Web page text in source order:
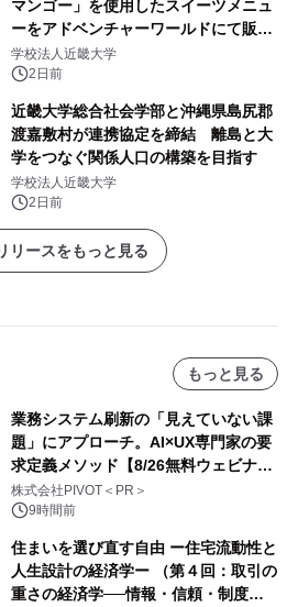
マンゴー」を使用したスイーツメニュ
ーをアドベンチャーワールドにて販売
します パークでしか味わえない期間
限定スイーツを楽しんで♪
学校法人近畿大学
2日前
近畿大学総合社会学部と沖縄県島尻郡
渡嘉敷村が連携協定を締結 離島と大
学をつなぐ関係人口の構築を目指す
学校法人近畿大学
2日前
リースをもっと見る
もっと見る
業務システム刷新の「見えていない課
題」にアプローチ。AI×UX専門家の要
求定義メソッド【8/26無料ウェビナ
ー】株式会社PIVOT
株式会社PIVOT＜PR＞
9時間前
住まいを選び直す自由 ー住宅流動性と
人生設計の経済学ー （第４回：取引の
重さの経済学──情報・信頼・制度を